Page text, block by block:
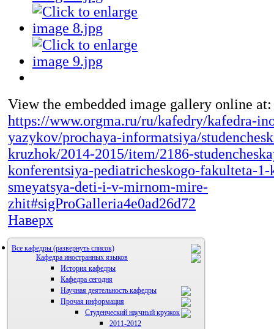
View the embedded image gallery online at:
https://www.orgma.ru/ru/kafedry/kafedra-
yazykov/prochaya-informatsiya/
kruzhok/2014-2015/item/2186-
konferentsiya-pediatricheskogo-fakulteta-
smeyatsya-deti-i-v-mirnom-mire-
zhit#sigProGalleria4e0ad26d72
Наверх
Все кафедры
Кафедра иностранных языков
История кафедры
Кафедра сегодня
Научная деятельность кафедры
Аспиранты
Прочая информация
Студенческий научный кружок
2011-2012